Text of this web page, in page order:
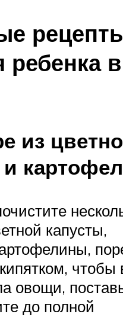
ребенка
из
капусты,
чтобы
овощи,
до полной